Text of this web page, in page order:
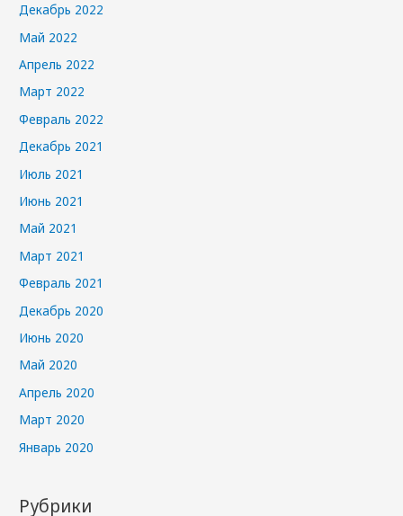
Декабрь 2022
Май 2022
Апрель 2022
Март 2022
Февраль 2022
Декабрь 2021
Июль 2021
Июнь 2021
Май 2021
Март 2021
Февраль 2021
Декабрь 2020
Июнь 2020
Май 2020
Апрель 2020
Март 2020
Январь 2020
Рубрики